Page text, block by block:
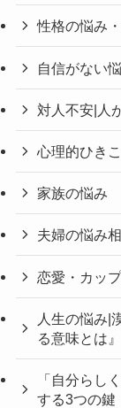
性格の悩み
自信がない
対人不安|人
心理的ひき
家族の悩み
夫婦の悩み
恋愛・カッ
人生の悩み|
る意味とは』
「自分らし
する3つの鍵